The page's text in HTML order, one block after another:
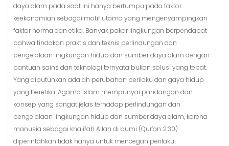
daya alam pada saat ini hanya bertumpu pada faktor
keekonomian sebagai motif utama yang mengenyampingkan
faktor norma dan etika. Banyak pakar lingkungan berpendapat
bahwa tindakan praktis dan teknis perlindungan dan
pengelolaan lingkungan hidup dan sumber daya alam dengan
bantuan sains dan teknologi ternyata bukan solusi yang tepat.
Yang dibutuhkan adalah perubahan perilaku dan gaya hidup
yang beretika. Agama Islam mempunyai pandangan dan
konsep yang sangat jelas terhadap perlindungan dan
pengelolaan lingkungan hidup dan sumber daya alam, karena
manusia sebagai khalifah Allah di bumi (Qur’an 2:30)
diperintahkan tidak hanya untuk mencegah perilaku